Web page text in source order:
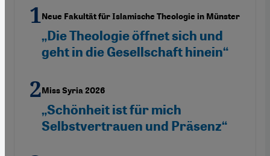
Neue Fakultät für Islamische Theologie in Münster
„Die Theologie öffnet sich und
geht in die Gesellschaft hinein“
Miss Syria 2026
„Schönheit ist für mich
Selbstvertrauen und Präsenz“